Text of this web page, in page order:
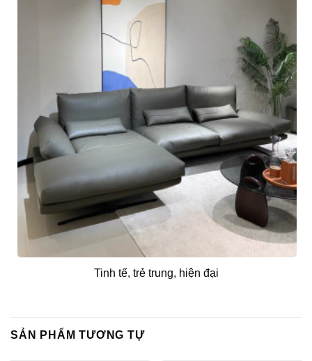
Tinh tế, trẻ trung, hiện đại
SẢN PHẨM TƯƠNG TỰ